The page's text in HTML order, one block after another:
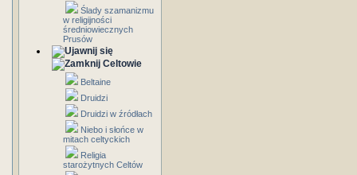
Ślady szamanizmu
w religijności
średniowiecznych
Prusów
Celtowie
Beltaine
Druidzi
Druidzi w źródłach
Niebo i słońce w
mitach celtyckich
Religia
starożytnych Celtów